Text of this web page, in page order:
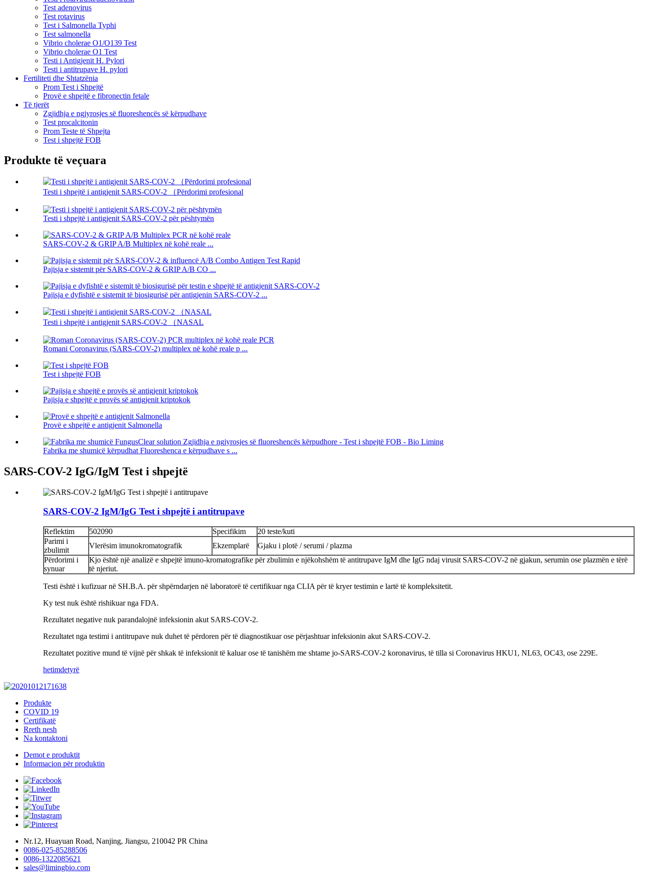
Test adenovirus
Test rotavirus
Test i Salmonella Typhi
Test salmonella
Vibrio cholerae O1/O139 Test
Vibrio cholerae O1 Test
Testi i Antigjenit H. Pylori
Testi i antitrupave H. pylori
Fertiliteti dhe Shtatzënia
Prom Test i Shpejtë
Provë e shpejtë e fibronectin fetale
Të tjerët
Zgjidhja e ngjyrosjes së fluoreshencës së kërpudhave
Test procalcitonin
Prom Teste të Shpejta
Test i shpejtë FOB
Produkte të veçuara
Testi i shpejtë i antigjenit SARS-COV-2 （Përdorimi profesional
Testi i shpejtë i antigjenit SARS-COV-2 për pështymën
SARS-COV-2 & GRIP A/B Multiplex në kohë reale ...
Pajisja e sistemit për SARS-COV-2 & GRIP A/B CO ...
Pajisja e dyfishtë e sistemit të biosigurisë për antigjenin SARS-COV-2 ...
Testi i shpejtë i antigjenit SARS-COV-2 （NASAL
Romani Coronavirus (SARS-COV-2) multiplex në kohë reale p ...
Test i shpejtë FOB
Pajisja e shpejtë e provës së antigjenit kriptokok
Provë e shpejtë e antigjenit Salmonella
Fabrika me shumicë kërpudhat Fluoreshenca e kërpudhave s ...
SARS-COV-2 IgG/IgM Test i shpejtë
SARS-COV-2 IgM/IgG Test i shpejtë i antitrupave
Reflektim 502090 Specifikim
20 teste/kuti
Parimi i
zbulimit
Vlerësim imunokromatografik Ekzemplarë
Gjaku i plotë / serumi / plazma
Përdorimi i
synuar
Kjo është një analizë e shpejtë imuno-kromatografike për zbulimin e njëkohshëm të antitrupave IgM dhe IgG ndaj virusit SARS-COV-2 në gjakun, serumin ose plazmën e tërë
të njeriut.
Testi është i kufizuar në SH.B.A. për shpërndarjen në laboratorë të certifikuar nga CLIA për të kryer testimin e lartë të kompleksitetit.
Ky test nuk është rishikuar nga FDA.
Rezultatet negative nuk parandalojnë infeksionin akut SARS-COV-2.
Rezultatet nga testimi i antitrupave nuk duhet të përdoren për të diagnostikuar ose përjashtuar infeksionin akut SARS-COV-2.
Rezultatet pozitive mund të vijnë për shkak të infeksionit të kaluar ose të tanishëm me shtame jo-SARS-COV-2 koronavirus, të tilla si Coronavirus HKU1, NL63, OC43, ose 229E.
hetimdetyrë
Produkte
COVID 19
Certifikatë
Rreth nesh
Na kontaktoni
Demot e produktit
Informacion për produktin
Nr.12, Huayuan Road, Nanjing, Jiangsu, 210042 PR China
0086-025-85288506
0086-1322085621
sales@limingbio.com